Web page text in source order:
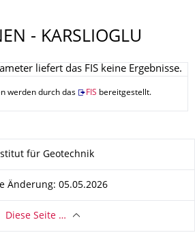
- KARSLIOGLU
liefert das FIS keine Ergebnisse.
werden durch das FIS bereitgestellt.
für Geotechnik
Änderung: 05.05.2026
Diese Seite …